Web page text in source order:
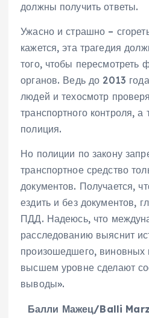
должны получить ответы.
Ужасно и страшно –
кажется, эта трагедия
того, чтобы пересмотреть
органов. Ведь до 2013
людей и техосмотр
транспортного контроля, а
полиция.
Но полиции по закону
транспортное средство
документов. Получается,
ездить и без документов,
ПДД. Надеюсь, что
расследованию выяснит
произошедшего, виновных
высшем уровне сделают
выводы».
Балли Мажец/Balli